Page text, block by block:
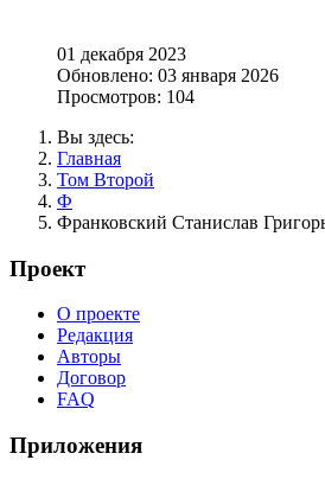
01 декабря 2023
Обновлено: 03 января 2026
Просмотров: 104
Вы здесь:
Главная
Том Второй
Ф
Франковский Станислав
Проект
О проекте
Редакция
Авторы
Договор
FAQ
Приложения